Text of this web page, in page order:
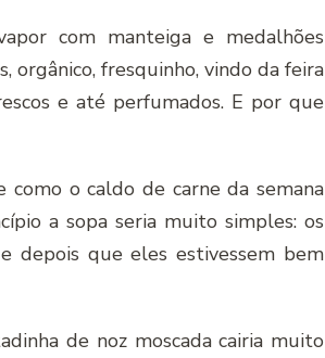
com manteiga e medalhões
orgânico, fresquinho, vindo da feira
e até perfumados. E por que
o caldo de carne da semana
a sopa seria muito simples: os
depois que eles estivessem bem
de noz moscada cairia muito